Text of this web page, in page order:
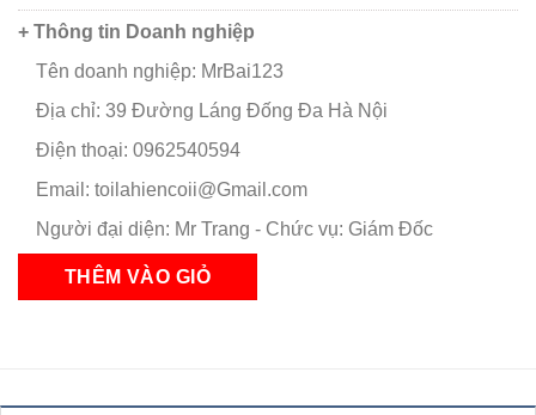
+ Thông tin Doanh nghiệp
Tên doanh nghiệp: MrBai123
Địa chỉ: 39 Đường Láng Đống Đa Hà Nội
Điện thoại: 0962540594
Email: toilahiencoii@Gmail.com
Người đại diện: Mr Trang - Chức vụ: Giám Đốc